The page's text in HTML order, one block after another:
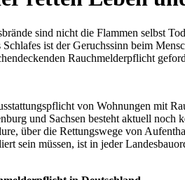
sind nicht die Flammen selbst
Schlafes ist der Geruchssinn beim
Rauchmelderpflicht
von Wohnungen mit
und Sachsen besteht aktuell noch
über die Rettungswege von
sein müssen, ist in jeder